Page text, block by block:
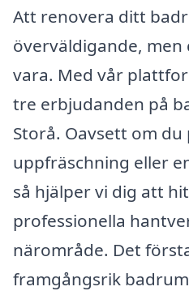
Att renovera ditt
överväldigande,
vara. Med vår
tre erbjudanden på
Storå. Oavsett om
uppfräschning eller
så hjälper vi dig att
professionella
närområde. Det
framgångsrik